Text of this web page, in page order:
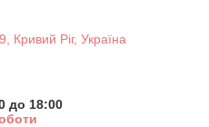
Кривий Ріг, Україна
до 18:00